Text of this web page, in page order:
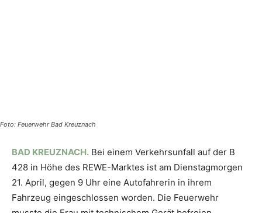
Foto: Feuerwehr Bad Kreuznach
BAD KREUZNACH. Bei einem Verkehrsunfall auf der B
428 in Höhe des REWE-Marktes ist am Dienstagmorgen
21. April, gegen 9 Uhr eine Autofahrerin in ihrem
Fahrzeug eingeschlossen worden. Die Feuerwehr